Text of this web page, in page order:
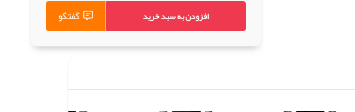
افزودن به سبد خرید گفتگو